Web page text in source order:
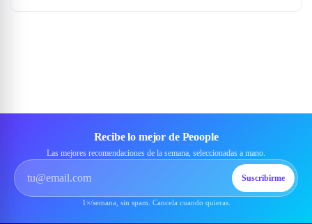
Recibe lo mejor de Peoople
Las mejores recomendaciones de la semana, seleccionadas a mano.
Suscribirme
1×/semana, sin spam. Cancela cuando quieras.